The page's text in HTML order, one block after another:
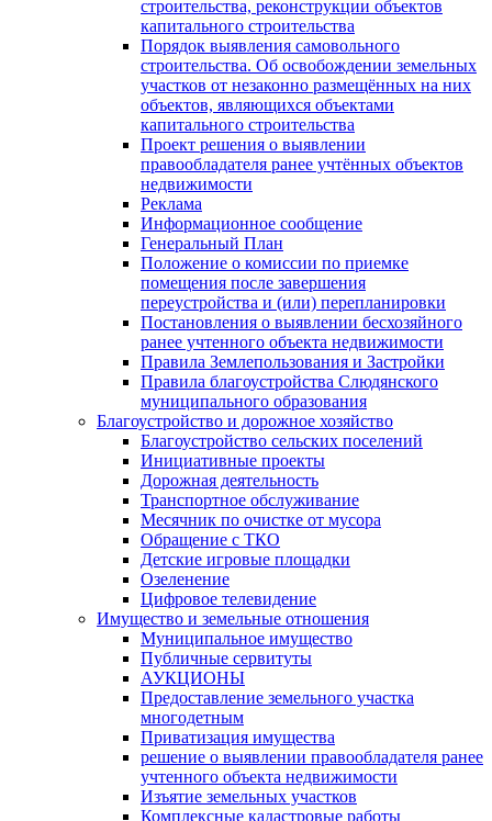
строительства, реконструкции объектов
капитального строительства
Порядок выявления самовольного
строительства. Об освобождении земельных
участков от незаконно размещённых на них
объектов, являющихся объектами
капитального строительства
Проект решения о выявлении
правообладателя ранее учтённых объектов
недвижимости
Реклама
Информационное сообщение
Генеральный План
Положение о комиссии по приемке
помещения после завершения
переустройства и (или) перепланировки
Постановления о выявлении бесхозяйного
ранее учтенного объекта недвижимости
Правила Землепользования и Застройки
Правила благоустройства Слюдянского
муниципального образования
Благоустройство и дорожное хозяйство
Благоустройство сельских поселений
Инициативные проекты
Дорожная деятельность
Транспортное обслуживание
Месячник по очистке от мусора
Обращение с ТКО
Детские игровые площадки
Озеленение
Цифровое телевидение
Имущество и земельные отношения
Муниципальное имущество
Публичные сервитуты
АУКЦИОНЫ
Предоставление земельного участка
многодетным
Приватизация имущества
решение о выявлении правообладателя ранее
учтенного объекта недвижимости
Изъятие земельных участков
Комплексные кадастровые работы